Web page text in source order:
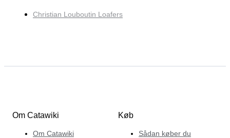
Christian Louboutin Loafers
Om Catawiki
Om Catawiki
Køb
Sådan køber du